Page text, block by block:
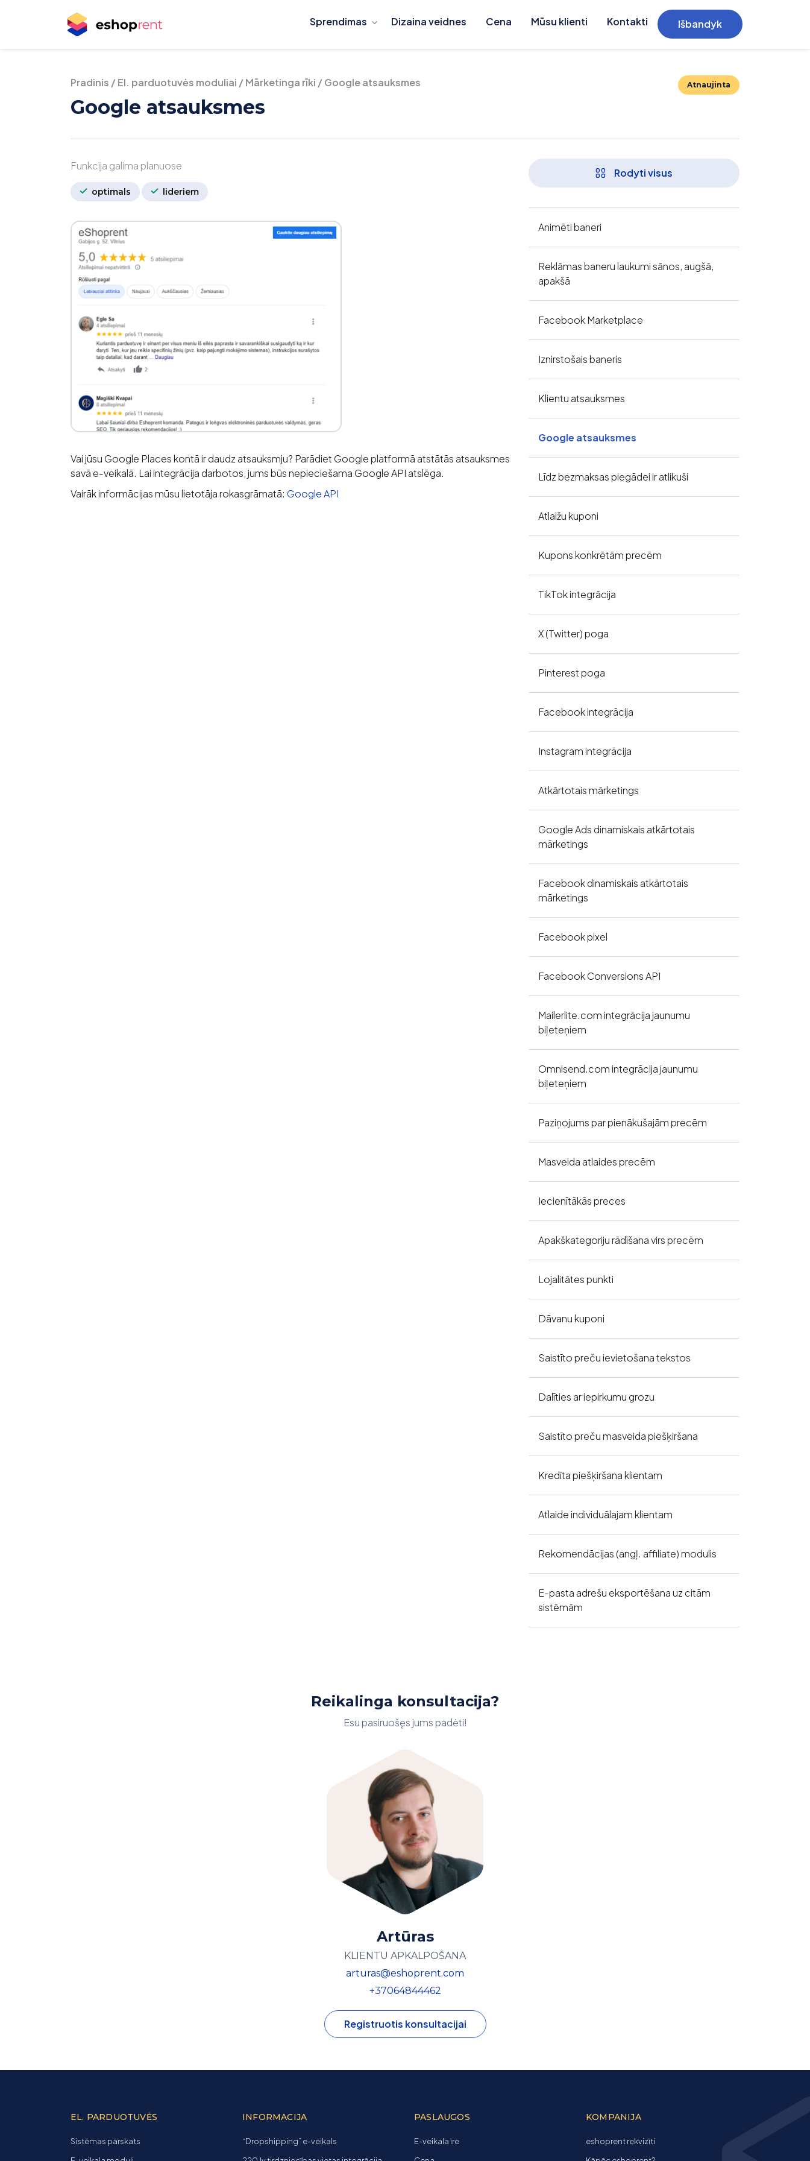
Sprendimas Dizaina veidnes Cena Mūsu klienti Kontakti Išbandyk
Atnaujinta
Pradinis /El. parduotuvės moduliai /Mārketinga rīki /Google atsauksmes
Google atsauksmes
Funkcija galima planuose
optimals lideriem
Vai jūsu Google Places kontā ir daudz atsauksmju? Parādiet Google platformā atstātās atsauksmes
savā e-veikalā. Lai integrācija darbotos, jums būs nepieciešama Google API atslēga.
Vairāk informācijas mūsu lietotāja rokasgrāmatā: Google API
Rodyti visus
Animēti baneri
Reklāmas baneru laukumi sānos, augšā,
apakšā
Facebook Marketplace
Iznirstošais baneris
Klientu atsauksmes
Google atsauksmes
Līdz bezmaksas piegādei ir atlikuši
Atlaižu kuponi
Kupons konkrētām precēm
TikTok integrācija
X (Twitter) poga
Pinterest poga
Facebook integrācija
Instagram integrācija
Atkārtotais mārketings
Google Ads dinamiskais atkārtotais
mārketings
Facebook dinamiskais atkārtotais
mārketings
Facebook pixel
Facebook Conversions API
Mailerlite.com integrācija jaunumu
biļeteņiem
Omnisend.com integrācija jaunumu
biļeteņiem
Paziņojums par pienākušajām precēm
Masveida atlaides precēm
Iecienītākās preces
Apakškategoriju rādīšana virs precēm
Lojalitātes punkti
Dāvanu kuponi
Saistīto preču ievietošana tekstos
Dalīties ar iepirkumu grozu
Saistīto preču masveida piešķiršana
Kredīta piešķiršana klientam
Atlaide individuālajam klientam
Rekomendācijas (angļ. affiliate) modulis
E-pasta adrešu eksportēšana uz citām
sistēmām
Reikalinga konsultacija?
Esu pasiruošęs jums padėti!
Artūras
KLIENTU APKALPOŠANA
arturas@eshoprent.com
+37064844462
Registruotis konsultacijai
EL. PARDUOTUVĖS
Sistēmas pārskats
INFORMACIJA
“Dropshipping” e-veikals
PASLAUGOS
E-veikala īre
KOMPANIJA
eshoprent rekvizīti